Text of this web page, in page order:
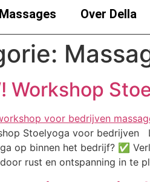
Massages Over Della
Workshop
Stoelyoga voor bedrijven
op binnen het bedrijf? ✅
rust en ontspanning in te